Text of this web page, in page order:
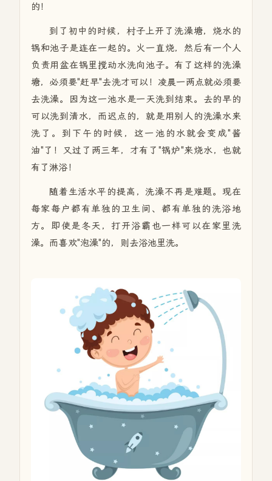
的！
到了初中的时候，村子上开了洗澡塘，烧水的
锅和池子是连在一起的。火一直烧，然后有一个人
负责用盆在锅里搅动水洗向池子。有了这样的洗澡
塘，必须要"赶早"去洗才可以！凌晨一两点就必须要
去洗澡。因为这一池水是一天洗到结束。去的早的
可以洗到清水，而迟点的，就是用别人的洗澡水来
洗了。到下午的时候，这一池的水就会变成"酱
油"了！又过了两三年，才有了"锅炉"来烧水，也就
有了淋浴！
随着生活水平的提高，洗澡不再是难题。现在
每家每户都有单独的卫生间、都有单独的洗浴地
方。即使是冬天，打开浴霸也一样可以在家里洗
澡。而喜欢"泡澡"的，则去浴池里洗。